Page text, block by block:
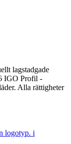
lagstadgade
IGO Profil -
Alla rättigheter
logotyp. i